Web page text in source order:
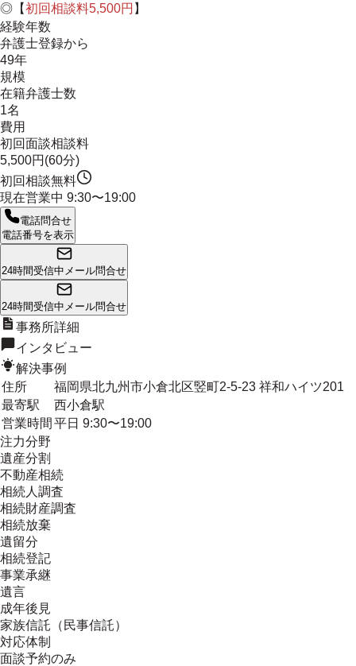
◎【初回相談料5,500円 】
経験年数
弁護士登録から
49年
規模
在籍弁護士数
1名
費用
初回面談相談料
5,500円(60分)
初回相談無料
現在営業中 9:30〜19:00
電話問合せ
電話番号を表示
24時間受信中 メール問合せ
24時間受信中 メール問合せ
事務所詳細
インタビュー
解決事例
住所
福岡県北九州市小倉北区竪町2-5-23 祥和ハイツ201
最寄駅
西小倉駅
営業時間 平日 9:30〜19:00
注力分野
遺産分割
不動産相続
相続人調査
相続財産調査
相続放棄
遺留分
相続登記
事業承継
遺言
成年後見
家族信託（民事信託）
対応体制
面談予約のみ